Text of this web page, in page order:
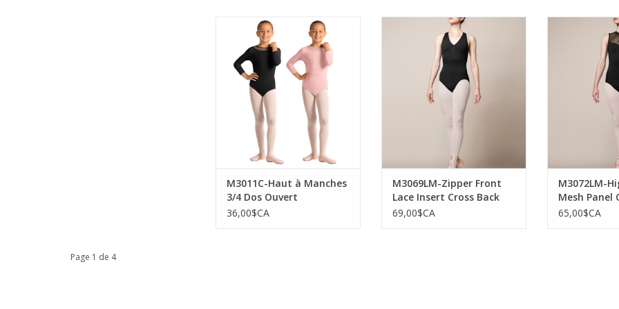
Mirella M3011C-Haut à Manches
3/4 Dos Ouvert
AJOUTER AU PANIER
M3011C-Haut à Manches
3/4 Dos Ouvert
36,00$CA
Mirella M3069LM-Zipper Front
Lace Insert Cross Back Strap
Leotard-SMALL
AJOUTER AU PANIER
M3069LM-Zipper Front
Lace Insert Cross Back
Strap Leotard-SMALL
69,00$CA
Mirella
Mesh Panel
AJOUTER
M3072LM-
Mesh Panel
Leotard-
65,00$CA
Page 1 de 4